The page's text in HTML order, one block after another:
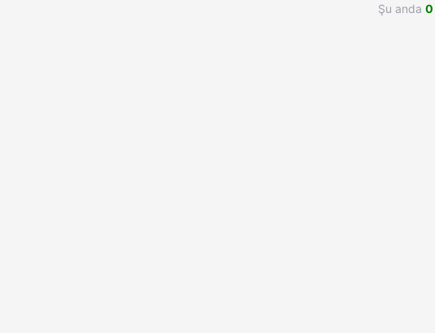
Şu anda 0